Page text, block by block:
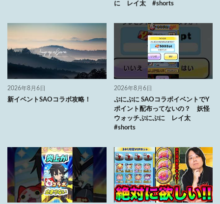
に レイ太 #shorts
2026年8月6日
新イベントSAOコラボ攻略！
2026年8月6日
ぷにぷに SAOコラボイベントでY
ポイント配布ってないの？ 妖怪
ウォッチぷにぷに レイ太
#shorts